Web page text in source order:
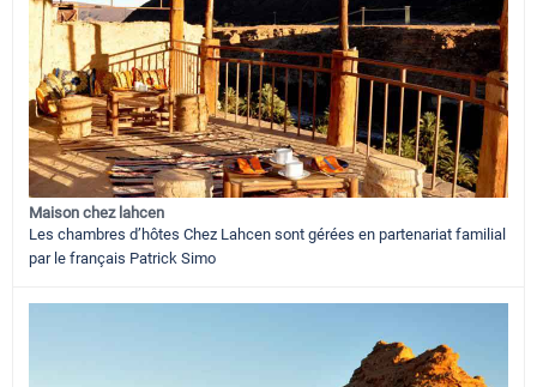
Maison chez lahcen
Les chambres d’hôtes Chez Lahcen sont gérées en partenariat familial
par le français Patrick Simo